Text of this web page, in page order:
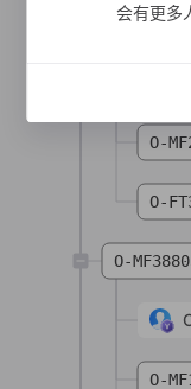
O-MF85
O-
O-
O-
O-
O-
会有更多